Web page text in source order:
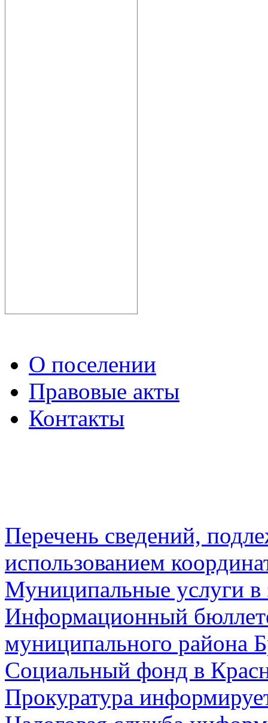
О поселении
Правовые акты
Контакты
Перечень сведений,
использованием
Муниципальные услуги в
Информационный
муниципального района
Социальный фонд в
Прокуратура